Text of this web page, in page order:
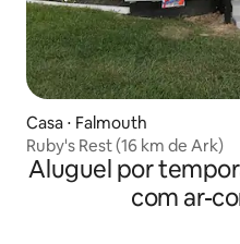
Casa ⋅ Falmouth
Ruby's Rest (16 km de Ark)
Aluguel por
com ar-